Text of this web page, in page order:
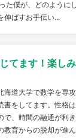
た僕が、どのように
伸ばすお手伝い...
てます！楽し
海道大学で数学を専
をしてます。性格
で、時間の融通が利
育からの脱却が進